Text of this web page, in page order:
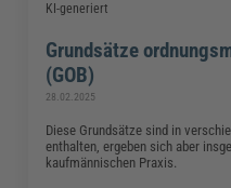
KI-generiert
Grundsätze
(GOB)
28.02.2025
Diese Grundsätze sind in
enthalten, ergeben sich aber
kaufmännischen Praxis.